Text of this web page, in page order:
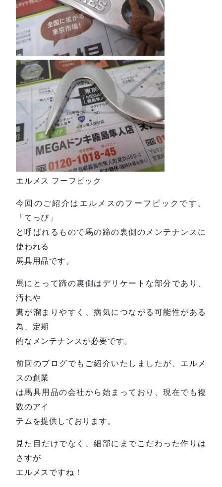
エルメス フーフピック
今回のご紹介はエルメスのフーフピックです。
「てっぴ」
と呼ばれるもので馬の蹄の裏側のメンテナンスに
使われる
馬具用品です。
馬にとって蹄の裏側はデリケートな部分であり、
汚れや
糞が溜まりやすく、病気につながる可能性がある
為、定期
的なメンテナンスが必要です。
前回のブログでもご紹介いたしましたが、エルメ
スの創業
は馬具用品の会社から始まっており、現在でも複
数のアイ
テムを提供しております。
見た目だけでなく、細部にまでこだわった作りは
さすが
エルメスですね！